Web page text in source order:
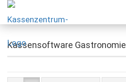
Kassensoftware Gastronomie